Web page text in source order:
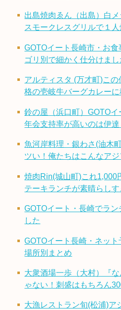
出島焼肉ゑん（出島）白
スモークレスグリルで１
GOTOイート長崎市・お
ゴリ別で細かく仕分けまし
アルティスタ (万才町)こ
格の壱岐牛バーグカレー
鈴の屋（浜口町）GOTO
年会支持率が高いのは伊達
魚河岸料理・銀わさ(油木
ツい！俺たちはこんなア
焼肉Rin(城山町)これ
テーキランチが素晴らしす
GOTOイート・長崎でラ
した
GOTOイート長崎・ネッ
場所別まとめ
大衆酒場一歩（大村）『
ゃない！刺盛はもちろん
大漁レストラン旬(松浦)ア